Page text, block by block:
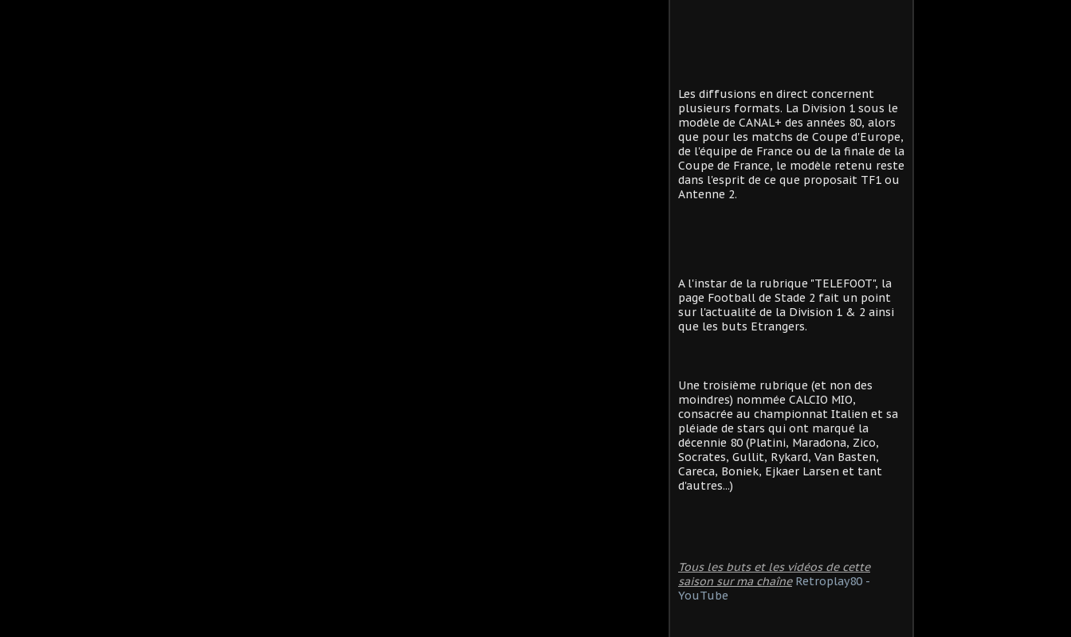
Les diffusions en direct concernent
plusieurs formats. La Division 1 sous le
modèle de CANAL+ des années 80, alors
que pour les matchs de Coupe d'Europe,
de l'équipe de France ou de la finale de la
Coupe de France, le modèle retenu reste
dans l'esprit de ce que proposait TF1 ou
Antenne 2.
A l'instar de la rubrique "TELEFOOT", la
page Football de Stade 2 fait un point
sur l'actualité de la Division 1 & 2 ainsi
que les buts Etrangers.
Une troisième rubrique (et non des
moindres) nommée CALCIO MIO,
consacrée au championnat Italien et sa
pléiade de stars qui ont marqué la
décennie 80 (Platini, Maradona, Zico,
Socrates, Gullit, Rykard, Van Basten,
Careca, Boniek, Ejkaer Larsen et tant
d'autres...)
Tous les buts et les vidéos de cette
saison sur ma chaîne Retroplay80 -
YouTube